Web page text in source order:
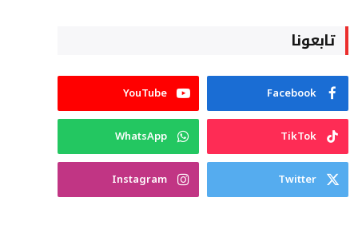
تابعونا
Facebook
YouTube
TikTok
WhatsApp
Twitter
Instagram